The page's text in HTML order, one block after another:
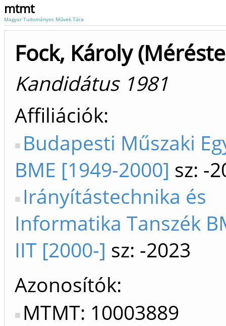
mtmt
Magyar Tudományos Művek Tára
Fock, Károly
Kandidátus 1981
Affiliációk
Budapesti Műszaki
BME [1949-2000] sz: -
Irányítástechnika és
Informatika Tanszék
IIT [2000-] sz: -2023
Azonosítók
MTMT: 10003889